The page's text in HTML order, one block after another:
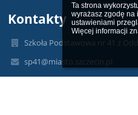
Ta strona
wyrażasz zgodę na
ustawieniami
Więcej informacji
Kontakty
Szkoła Podstawowa nr 41 z
sp41@miasto.szczecin.pl